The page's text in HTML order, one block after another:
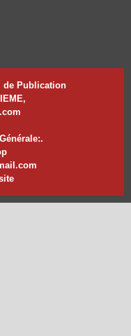
de Publication